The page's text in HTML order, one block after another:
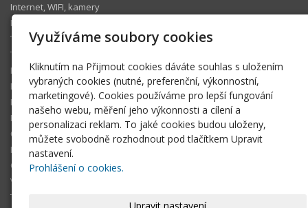
Internet, WIFI, kamery
IP telefonie
Televizní operátoři
Technický koutek
Ke stažení
Fotogalerie
Pomáhám
Blog
Členská sekce
FAQ
O tomto webu
Volné termíny
Technická podpora Šlágr Rádio
Využíváme soubory cookies
Kliknutím na Přijmout cookies dáváte souhlas s uložením
vybraných cookies (nutné, preferenční, výkonnostní,
marketingové). Cookies používáme pro lepší fungování
našeho webu, měření jeho výkonnosti a cílení a
personalizaci reklam. To jaké cookies budou uloženy,
můžete svobodně rozhodnout pod tlačítkem Upravit
nastavení.
Prohlášení o cookies.